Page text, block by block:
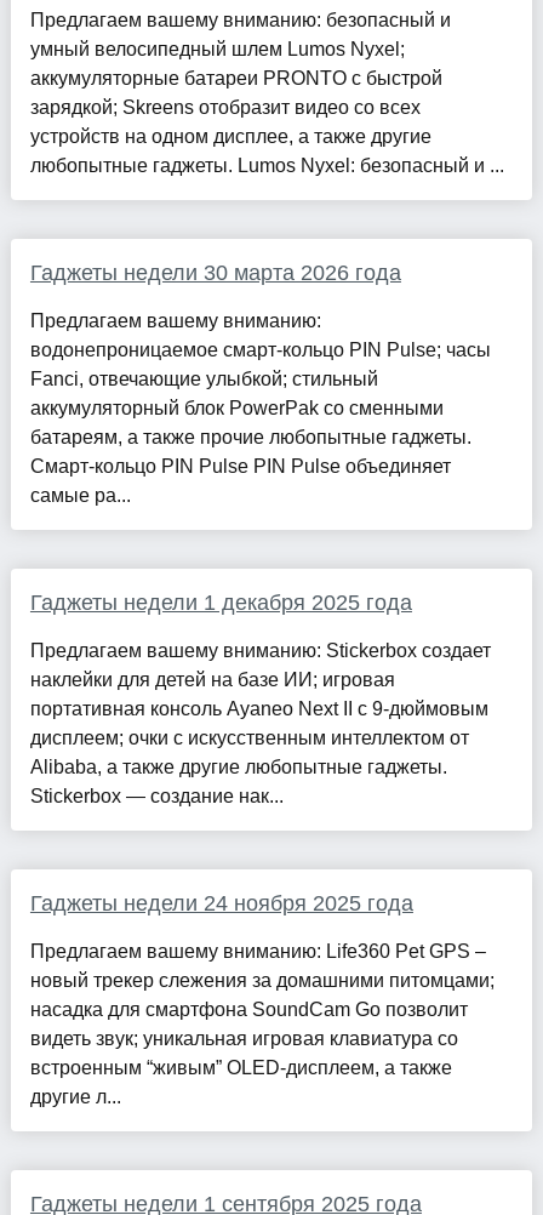
Предлагаем вашему вниманию: безопасный и
умный велосипедный шлем Lumos Nyxel;
аккумуляторные батареи PRONTO с быстрой
зарядкой; Skreens отобразит видео со всех
устройств на одном дисплее, а также другие
любопытные гаджеты. Lumos Nyxel: безопасный и ...
Гаджеты недели 30 марта 2026 года
Предлагаем вашему вниманию:
водонепроницаемое смарт-кольцо PIN Pulse; часы
Fanci, отвечающие улыбкой; стильный
аккумуляторный блок PowerPak со сменными
батареям, а также прочие любопытные гаджеты.
Смарт-кольцо PIN Pulse PIN Pulse объединяет
самые ра...
Гаджеты недели 1 декабря 2025 года
Предлагаем вашему вниманию: Stickerbox создает
наклейки для детей на базе ИИ; игровая
портативная консоль Ayaneo Next II с 9-дюймовым
дисплеем; очки с искусственным интеллектом от
Alibaba, а также другие любопытные гаджеты.
Stickerbox — создание нак...
Гаджеты недели 24 ноября 2025 года
Предлагаем вашему вниманию: Life360 Pet GPS –
новый трекер слежения за домашними питомцами;
насадка для смартфона SoundCam Go позволит
видеть звук; уникальная игровая клавиатура со
встроенным “живым” OLED-дисплеем, а также
другие л...
Гаджеты недели 1 сентября 2025 года